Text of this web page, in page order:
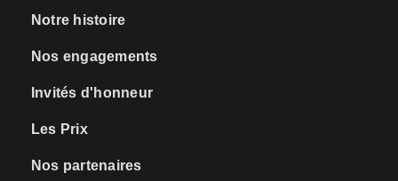
Notre histoire
Nos engagements
Invités d'honneur
Les Prix
Nos partenaires